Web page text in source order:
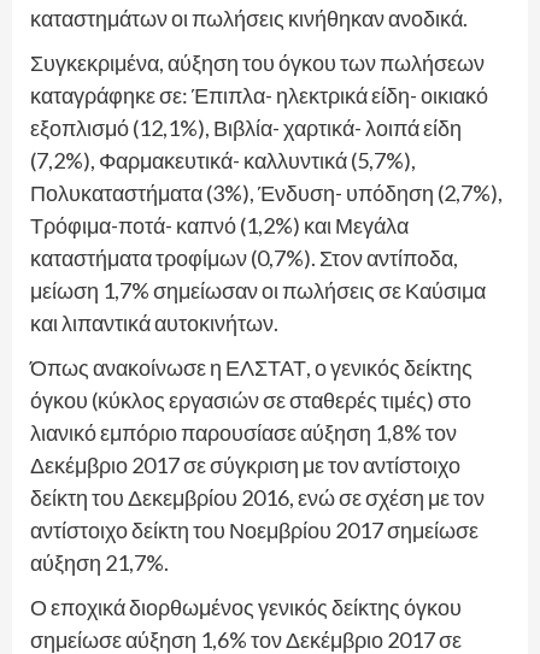
καταστημάτων οι πωλήσεις κινήθηκαν ανοδικά.
Συγκεκριμένα, αύξηση του όγκου των πωλήσεων
καταγράφηκε σε: Έπιπλα- ηλεκτρικά είδη- οικιακό
εξοπλισμό (12,1%), Βιβλία- χαρτικά- λοιπά είδη
(7,2%), Φαρμακευτικά- καλλυντικά (5,7%),
Πολυκαταστήματα (3%), Ένδυση- υπόδηση (2,7%),
Τρόφιμα-ποτά- καπνό (1,2%) και Μεγάλα
καταστήματα τροφίμων (0,7%). Στον αντίποδα,
μείωση 1,7% σημείωσαν οι πωλήσεις σε Καύσιμα
και λιπαντικά αυτοκινήτων.
Όπως ανακοίνωσε η ΕΛΣΤΑΤ, ο γενικός δείκτης
όγκου (κύκλος εργασιών σε σταθερές τιμές) στο
λιανικό εμπόριο παρουσίασε αύξηση 1,8% τον
Δεκέμβριο 2017 σε σύγκριση με τον αντίστοιχο
δείκτη του Δεκεμβρίου 2016, ενώ σε σχέση με τον
αντίστοιχο δείκτη του Νοεμβρίου 2017 σημείωσε
αύξηση 21,7%.
Ο εποχικά διορθωμένος γενικός δείκτης όγκου
σημείωσε αύξηση 1,6% τον Δεκέμβριο 2017 σε